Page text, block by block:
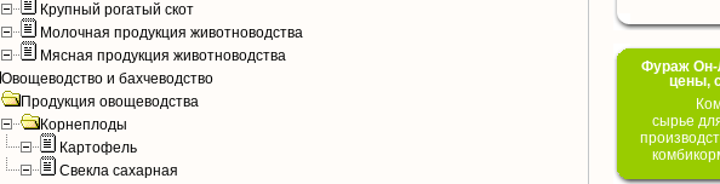
Крупный рогатый скот
Молочная продукция животноводства
Мясная продукция животноводства
Овощеводство и бахчеводство
Продукция овощеводства
Корнеплоды
Картофель
Свекла сахарная
Фураж Он-
цены,
сырье